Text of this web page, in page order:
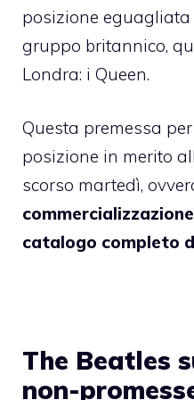
posizione
gruppo britannico,
Londra: i Queen.
Questa premessa
posizione in merito
scorso martedì,
catalogo completo
The Beatles
non-